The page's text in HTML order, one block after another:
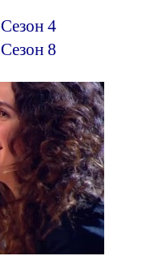
Сезон 4
Сезон 8